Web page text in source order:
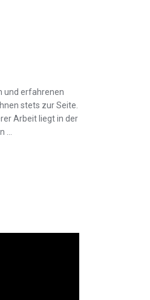
und erfahrenen
stets zur Seite.
Arbeit liegt in der
…